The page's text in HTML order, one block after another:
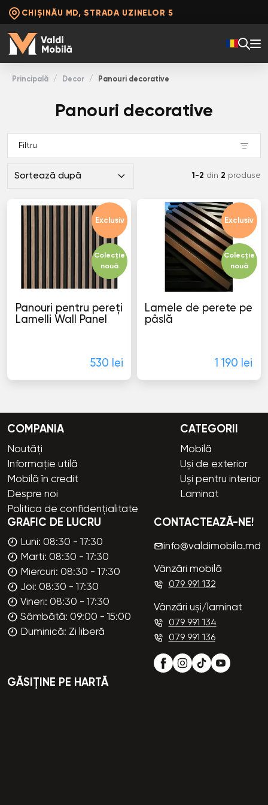
CHIȘINĂU MD, STRADA UZINELOR 5
Principală Decor Panouri decorative
Panouri decorative
Filtru
1-2 din 2 produse
Exclusiv
Colecție
nouă
Panouri pentru pereți
Lamelli Wall Panel
530 lei
Exclusiv
Colecție
nouă
Lamele de perete pe
pâslă
1 190 lei
COMPANIA
Noutăți
Informație utilă
Mobilă în credit
Despre noi
Politica de confidențialitate
CATEGORII
Mobilă
Uși de exterior
Uși pentru interior
Laminat
GRAFIC DE LUCRU
Luni: 08:30 - 17:30
Marti: 08:30 - 17:30
Miercuri: 08:30 - 17:30
Joi: 08:30 - 17:30
Vineri: 08:30 - 17:30
Sâmbătă: 09:00 - 15:00
Duminică: Zi liberă
CONTACTEAZĂ-NE!
info@valdimobila.md
Vânzări mobilă
079 991 132
Vânzări uși/laminat
079 991 134
079 991 136
GĂSIȚINE PE HARTĂ